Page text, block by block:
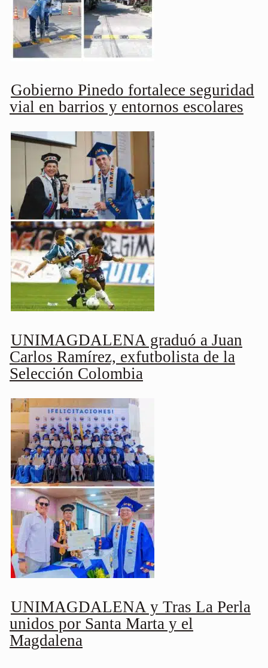
Gobierno Pinedo fortalece seguridad
vial en barrios y entornos escolares
UNIMAGDALENA graduó a Juan
Carlos Ramírez, exfutbolista de la
Selección Colombia
UNIMAGDALENA y Tras La Perla
unidos por Santa Marta y el
Magdalena